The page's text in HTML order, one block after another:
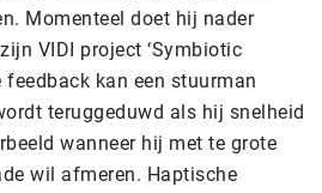
Momenteel doet hij nader
VIDI project ‘Symbiotic
feedback kan een stuurman
teruggeduwd als hij snelheid
wanneer hij met te grote
wil afmeren. Haptische